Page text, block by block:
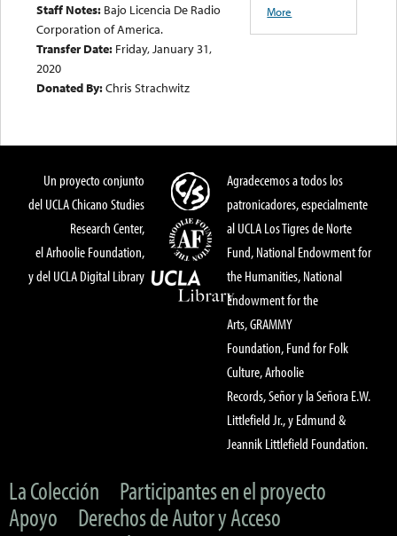
Staff Notes: Bajo Licencia De Radio
Corporation of America.
Transfer Date: Friday, January 31,
2020
Donated By:Chris Strachwitz
More
Un proyecto conjunto
del UCLA Chicano Studies
Research Center,
el Arhoolie Foundation,
y del UCLA Digital Library
Agradecemos a todos los
patronicadores, especialmente
al UCLA Los Tigres de Norte
Fund, National Endowment for
the Humanities, National
Endowment for the
Arts, GRAMMY
Foundation, Fund for Folk
Culture, Arhoolie
Records, Señor y la Señora E.W.
Littlefield Jr., y Edmund &
Jeannik Littlefield Foundation.
La Colección
Participantes en el proyecto
Apoyo
Derechos de Autor y Acceso